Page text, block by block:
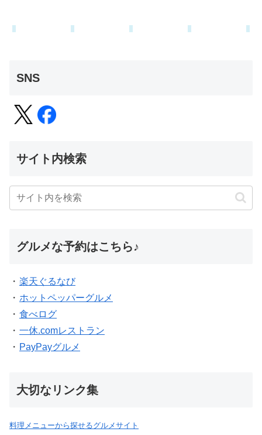
SNS
サイト内検索
グルメな予約はこちら♪
・ 楽天ぐるなび
・ ホットペッパーグルメ
・ 食べログ
・ 一休.comレストラン
・ PayPayグルメ
大切なリンク集
料理メニューから探せるグルメサイト